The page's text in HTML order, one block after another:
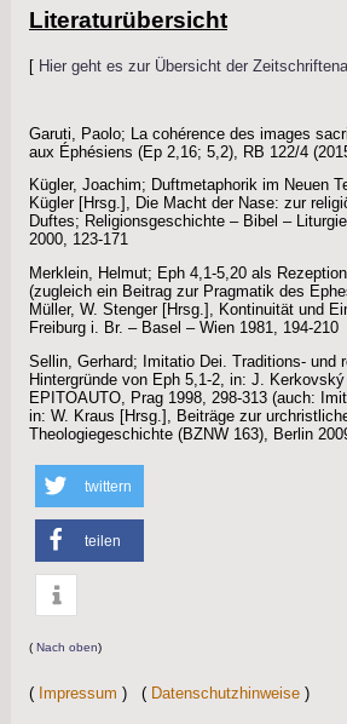
Literaturübersicht
[ Hier geht es zur Übersicht der
Garuti, Paolo; La cohérence des images
aux Éphésiens (Ep 2,16; 5,2), RB 122/4
Kügler, Joachim; Duftmetaphorik im Neuen
Kügler [Hrsg.], Die Macht der Nase: zur
Duftes; Religionsgeschichte – Bibel –
2000, 123-171
Merklein, Helmut; Eph 4,1-5,20 als
(zugleich ein Beitrag zur Pragmatik des
Müller, W. Stenger [Hrsg.], Kontinuität und
Freiburg i. Br. – Basel – Wien 1981, 194-210
Sellin, Gerhard; Imitatio Dei. Traditions- und
Hintergründe von Eph 5,1-2, in: J. Kerkovský
EPITOAUTO, Prag 1998, 298-313 (auch:
in: W. Kraus [Hrsg.], Beiträge zur
Theologiegeschichte (BZNW 163), Berlin
twittern
teilen
( Nach oben)
( Impressum ) ( Datenschutzhinweise )